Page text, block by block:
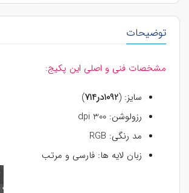
توضیحات
مشخصات فنی و اصلی این پکیج:
سایز: (1092در714
)
رزولوشن: 300 dpi
مد رنگی: RGB
زبان لایه ها: فارسی و مرتب